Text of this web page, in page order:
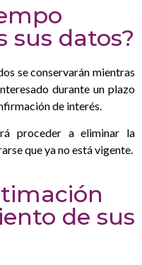
sus datos?
se conservarán mientras
durante un plazo
de interés.
proceder a eliminar la
que ya no está vigente.
de sus